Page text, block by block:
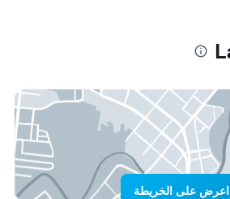
اعرض على الخريطة